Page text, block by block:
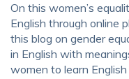
On this women’s
English through online
this blog on gender
in English with
women to learn